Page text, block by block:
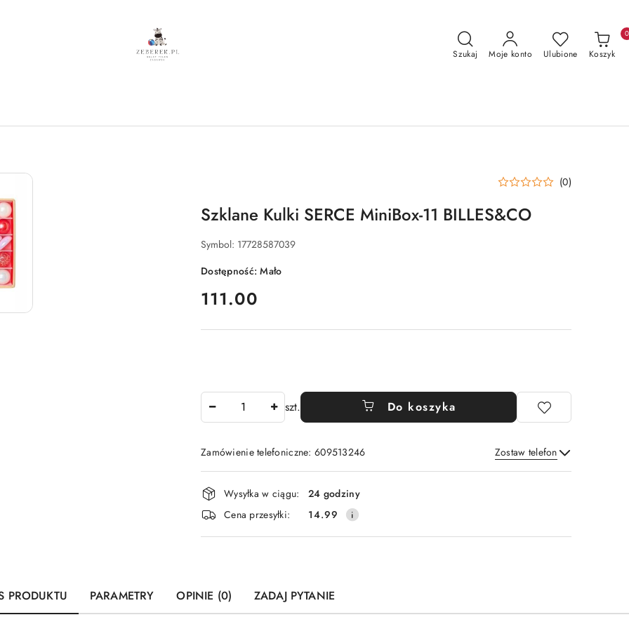
Szukaj Moje konto Ulubione Koszyk
0
(0)
Szklane Kulki SERCE MiniBox-11 BILLES&CO
Symbol: 17728587039
Dostępność:Mało
cena:
111.00
szt. Do koszyka
Zamówienie telefoniczne: 609513246 Zostaw telefon
Wyślij
Dostępność
i
dostawa
Wysyłka w ciągu:
24 godziny
Cena przesyłki:
14.99
PRODUKTU PARAMETRY OPINIE (0) ZADAJ PYTANIE